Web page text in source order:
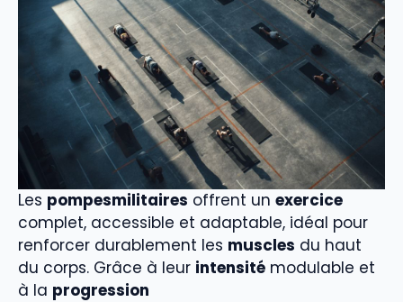
Les pompesmilitaires offrent un exercice
complet, accessible et adaptable, idéal pour
renforcer durablement les muscles du haut
du corps. Grâce à leur intensité modulable et
à la progression